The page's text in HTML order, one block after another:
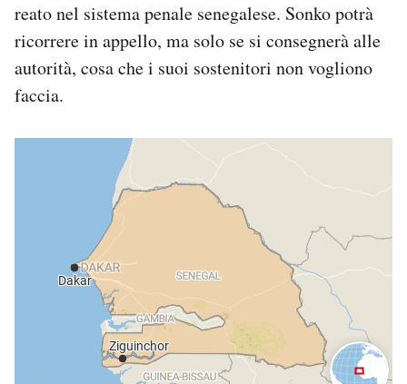
reato nel sistema penale senegalese. Sonko potrà
ricorrere in appello, ma solo se si consegnerà alle
autorità, cosa che i suoi sostenitori non vogliono
faccia.